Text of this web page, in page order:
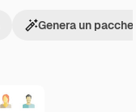
Genera un